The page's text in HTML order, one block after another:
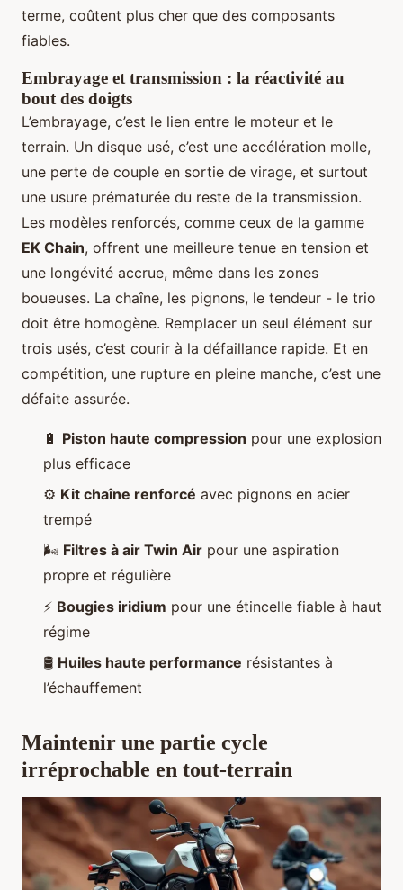
terme, coûtent plus cher que des composants
fiables.
Embrayage et transmission : la réactivité au
bout des doigts
L’embrayage, c’est le lien entre le moteur et le
terrain. Un disque usé, c’est une accélération molle,
une perte de couple en sortie de virage, et surtout
une usure prématurée du reste de la transmission.
Les modèles renforcés, comme ceux de la gamme
EK Chain, offrent une meilleure tenue en tension et
une longévité accrue, même dans les zones
boueuses. La chaîne, les pignons, le tendeur - le trio
doit être homogène. Remplacer un seul élément sur
trois usés, c’est courir à la défaillance rapide. Et en
compétition, une rupture en pleine manche, c’est une
défaite assurée.
🔋 Piston haute compression pour une explosion
plus efficace
⚙️ Kit chaîne renforcé avec pignons en acier
trempé
🌬️ Filtres à air Twin Air pour une aspiration
propre et régulière
⚡ Bougies iridium pour une étincelle fiable à haut
régime
🛢️ Huiles haute performance résistantes à
l’échauffement
Maintenir une partie cycle
irréprochable en tout-terrain